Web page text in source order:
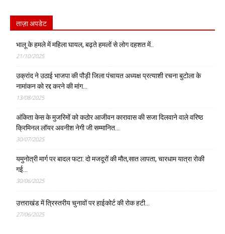
ताज़ा अपडेट
भालू के हमले में महिला घायल, बढ़ते हमलों से लोग दहशत में..
21/10/2025
उक्रांद ने उठाई भाजपा की पौड़ी जिला पंचायत अध्यक्ष प्रत्याशी रचना बुटोला के
नामांकन को रद्द करने की मांग…
13/08/2025
अंकिता केस के मुजरिमों को कठोर आजीवन कारावास की सजा दिलवाने वाले वरिष्ठ
क्रिमिनल लॉयर अवनीश नेगी जी सम्मानित…
30/07/2025
यमुनोत्री मार्ग पर बादल फटा: दो मजदूरों की मौत,सात लापता, चारधाम यात्रा रोकी
गई…
30/06/2025
उत्तराखंड में त्रिस्तरीय चुनावों पर हाईकोर्ट की रोक हटी…
27/06/2025